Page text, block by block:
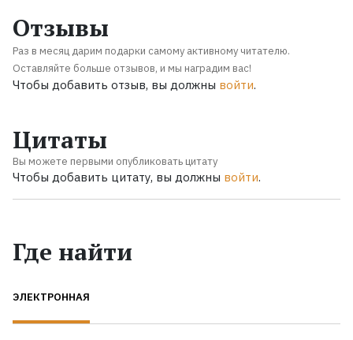
Отзывы
Раз в месяц дарим подарки самому активному читателю.
Оставляйте больше отзывов, и мы наградим вас!
Чтобы добавить отзыв, вы должны войти.
Цитаты
Вы можете первыми опубликовать цитату
Чтобы добавить цитату, вы должны войти.
Где найти
ЭЛЕКТРОННАЯ